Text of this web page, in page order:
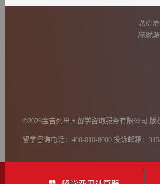
北京
际财
©2026金吉列出国留学咨询服务有限公司 版
留学咨询电话：400-010-8000 投诉邮箱：